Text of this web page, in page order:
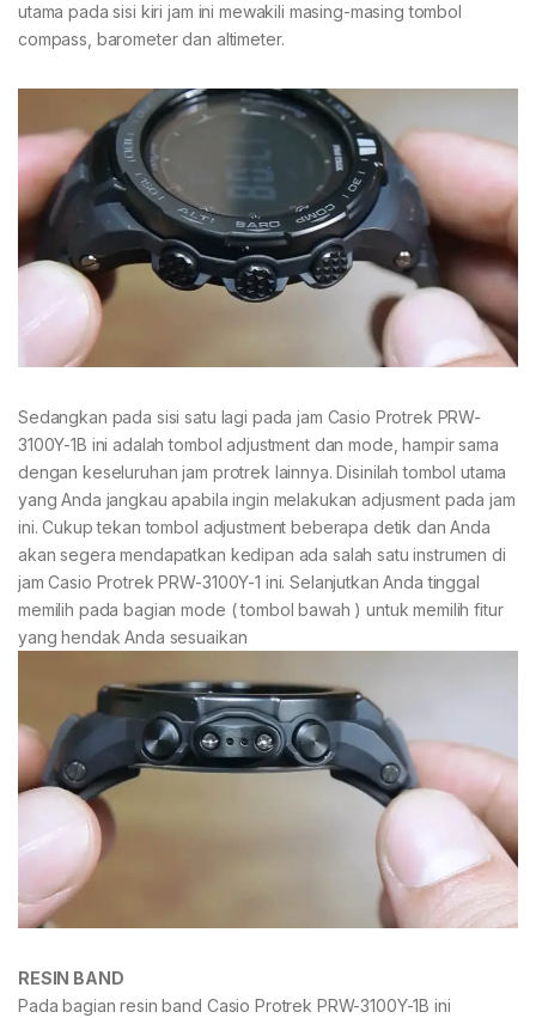
utama pada sisi kiri jam ini mewakili masing-masing tombol
compass, barometer dan altimeter.
Sedangkan pada sisi satu lagi pada jam Casio Protrek PRW-
3100Y-1B ini adalah tombol adjustment dan mode, hampir sama
dengan keseluruhan jam protrek lainnya. Disinilah tombol utama
yang Anda jangkau apabila ingin melakukan adjusment pada jam
ini. Cukup tekan tombol adjustment beberapa detik dan Anda
akan segera mendapatkan kedipan ada salah satu instrumen di
jam Casio Protrek PRW-3100Y-1 ini. Selanjutkan Anda tinggal
memilih pada bagian mode ( tombol bawah ) untuk memilih fitur
yang hendak Anda sesuaikan
RESIN BAND
Pada bagian resin band Casio Protrek PRW-3100Y-1B ini